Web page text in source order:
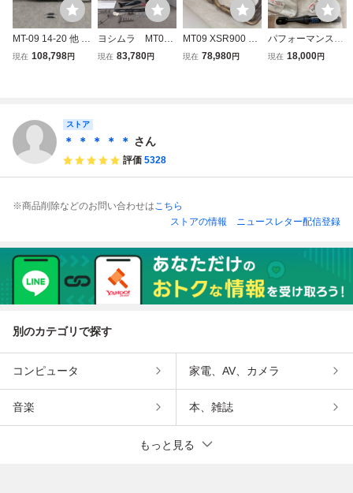
MT-09 14-20 他 ア
クラポビッチ ステ
◆返品可 T23100
A T08A 760
現在 108,798円
ヨシムラ MT09
14-16 17-20※
現在 83,780円
MT09 XSR900 14
-20 akrapovic ア
現在 78,980円
パフォーマンスダ
ンパー MT09/TR
現在 18,000円
ストア
＊ ＊ ＊ ＊ ＊ さん
評価 5328
※商品削除などのお問い合わせはこちら
ストアの情報
ニュースレター配信登録
別のカテゴリで探す
コンピュータ 家電、AV、カメラ
音楽 本、雑誌
もっと見る